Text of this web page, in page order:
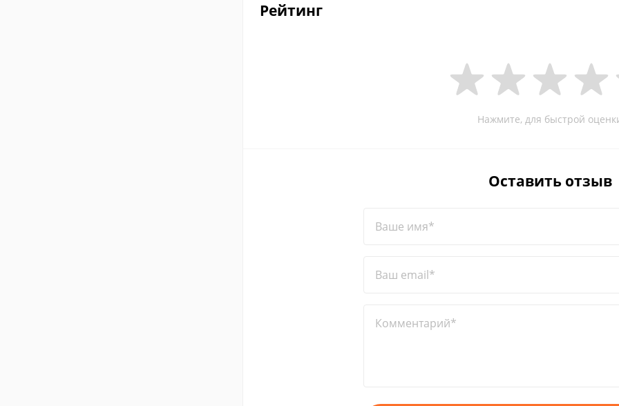
Рейтинг
Нажмите, для быстрой
Оставить отзыв
Ваше имя*
Ваш email*
Комментарий*